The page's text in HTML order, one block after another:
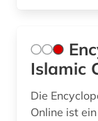
Islamic
Die
Online ist